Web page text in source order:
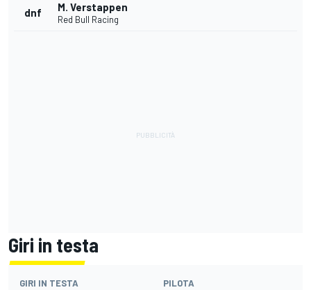
dnf M. Verstappen
Red Bull Racing
Giri in testa
GIRI IN TESTA PILOTA